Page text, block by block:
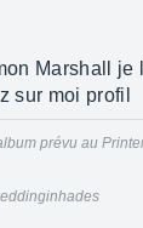
Marshall je
sur moi profil
prévu au